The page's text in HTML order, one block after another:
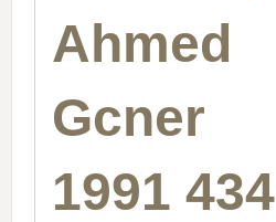
Ahmed
Gcner
1991 434